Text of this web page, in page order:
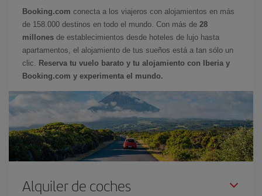
Booking.com conecta a los viajeros con alojamientos en más
de 158.000 destinos en todo el mundo. Con más de 28
millones de establecimientos desde hoteles de lujo hasta
apartamentos, el alojamiento de tus sueños está a tan sólo un
clic.
Reserva tu vuelo barato y tu alojamiento con Iberia y
Booking.com y experimenta el mundo.
Alquiler de coches